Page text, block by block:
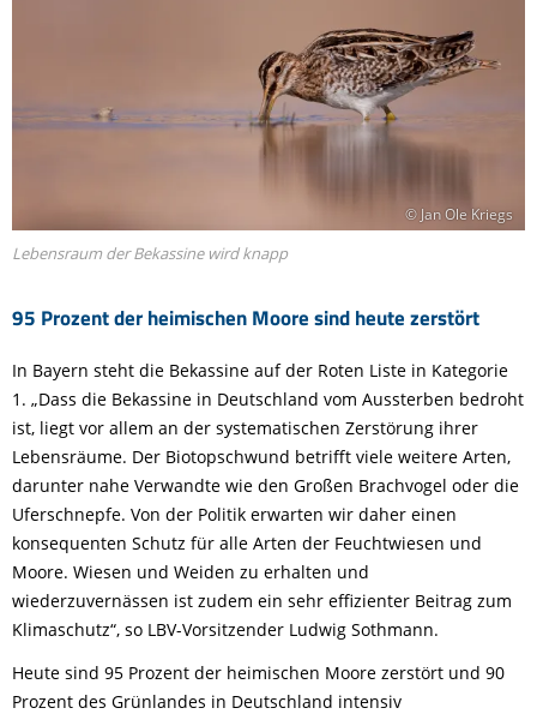
95 Prozent der heimischen Moore sind heute zerstört
© Jan Ole Kriegs
Lebensraum der Bekassine wird knapp
In Bayern steht die Bekassine auf der Roten Liste in Kategorie
1. „Dass die Bekassine in Deutschland vom Aussterben bedroht
ist, liegt vor allem an der systematischen Zerstörung ihrer
Lebensräume. Der Biotopschwund betrifft viele weitere Arten,
darunter nahe Verwandte wie den Großen Brachvogel oder die
Uferschnepfe. Von der Politik erwarten wir daher einen
konsequenten Schutz für alle Arten der Feuchtwiesen und
Moore. Wiesen und Weiden zu erhalten und
wiederzuvernässen ist zudem ein sehr effizienter Beitrag zum
Klimaschutz“, so LBV-Vorsitzender Ludwig Sothmann.
Heute sind 95 Prozent der heimischen Moore zerstört und 90
Prozent des Grünlandes in Deutschland intensiv